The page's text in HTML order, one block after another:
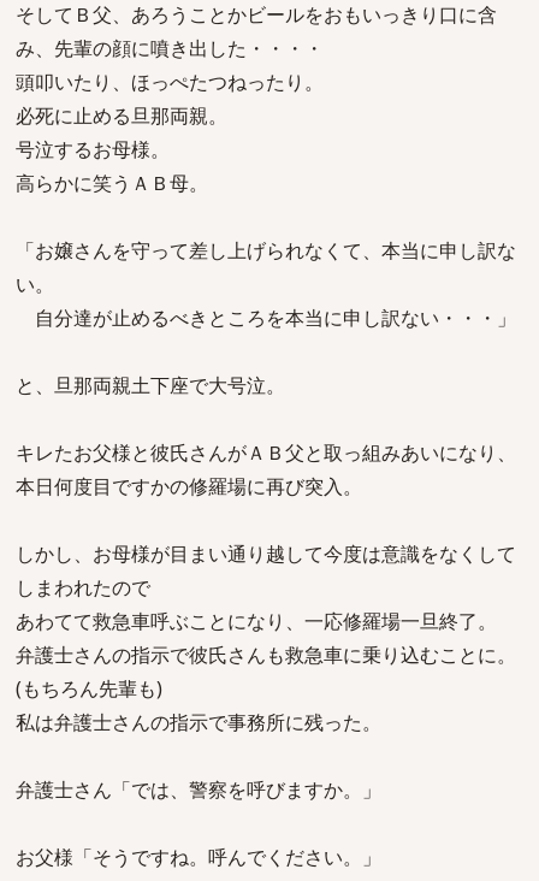
そしてＢ父、あろうことかビールをおもいっきり口に含
み、先輩の顔に噴き出した・・・・
頭叩いたり、ほっぺたつねったり。
必死に止める旦那両親。
号泣するお母様。
高らかに笑うＡＢ母。
「お嬢さんを守って差し上げられなくて、本当に申し訳な
い。
自分達が止めるべきところを本当に申し訳ない・・・」
と、旦那両親土下座で大号泣。
キレたお父様と彼氏さんがＡＢ父と取っ組みあいになり、
本日何度目ですかの修羅場に再び突入。
しかし、お母様が目まい通り越して今度は意識をなくして
しまわれたので
あわてて救急車呼ぶことになり、一応修羅場一旦終了。
弁護士さんの指示で彼氏さんも救急車に乗り込むことに。
(もちろん先輩も)
私は弁護士さんの指示で事務所に残った。
弁護士さん「では、警察を呼びますか。」
お父様「そうですね。呼んでください。」